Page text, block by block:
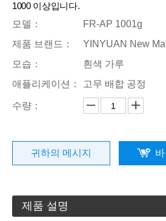
1000 이상입니다.
모델：
FR-AP 1001g
제품 브랜드：
YINYUAN New
모습：
흰색 가루
애플리케이션：
고무 배합 공정
수량：
귀하의 메시지
제품 설명